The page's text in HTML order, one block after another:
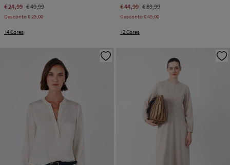
€ 24,99 € 49,99
Desconto€ 25,00
+4 Cores
€ 44,99 € 89,99
Desconto€ 45,00
+2 Cores